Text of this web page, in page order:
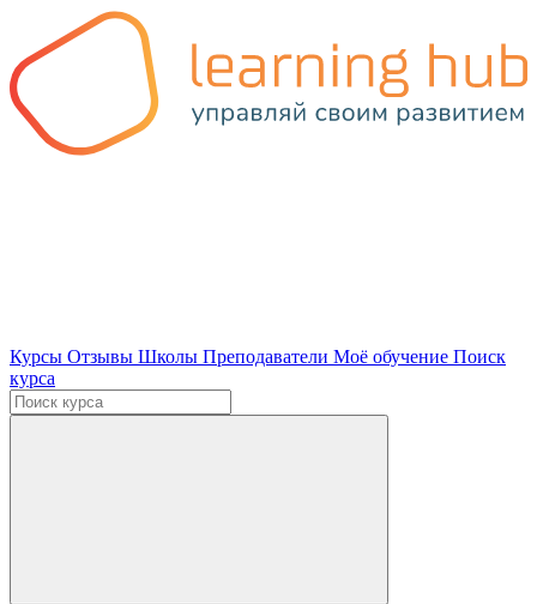
Курсы Отзывы Школы Преподаватели Моё обучение Поиск
курса